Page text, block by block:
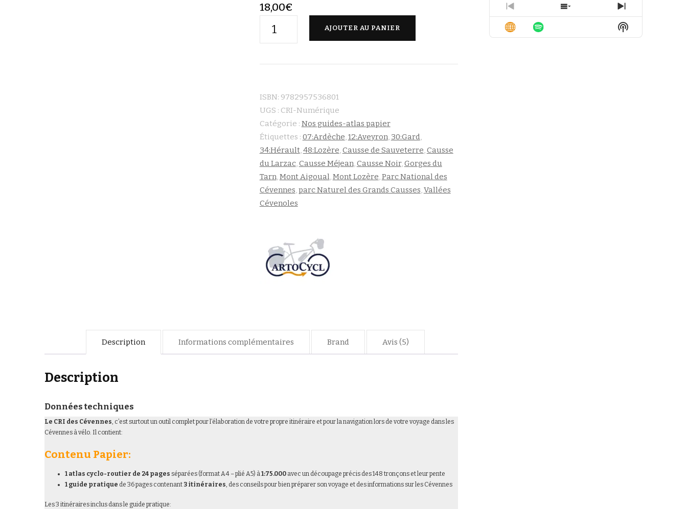
18,00€
AJOUTER AU PANIER
ISBN: 9782957536801
UGS : CRI-Numérique
Catégorie : Nos guides-atlas papier
Étiquettes : 07:Ardèche 12:Aveyron 30:Gard
34:Hérault, 48:Lozère Causse de Sauveterre Causse
du Larzac, Causse Méjean Causse Noir, Gorges du
Tarn Mont Aigoual Mont Lozère Parc National des
Cévennes parc Naturel des Grands Causses Vallées
Cévenoles
Description Informations complémentaires Brand Avis (5)
Description
Données techniques
Le CRI des Cévennes, c’est surtout un outil complet pour l’élaboration de votre propre itinéraire et pour la navigation lors de votre voyage dans les
Cévennes à vélo. Il contient:
Contenu Papier:
1 atlas cyclo-routier de 24 pages séparées (format A4 – plié A5) à1:75.000 avec un découpage précis des 148 tronçons et leur pente
1 guide pratique de 36 pages contenant 3 itinéraires, des conseils pour bien préparer son voyage et des informations sur les Cévennes
Les 3 itinéraires inclus dans le guide pratique:
PREVIOUS
EPISODE
SHOW
EPISODES
NEXT
EPISODE
Show
Podcast